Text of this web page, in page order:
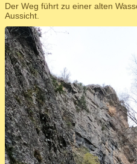
Der Weg führt zu einer alten
Aussicht.